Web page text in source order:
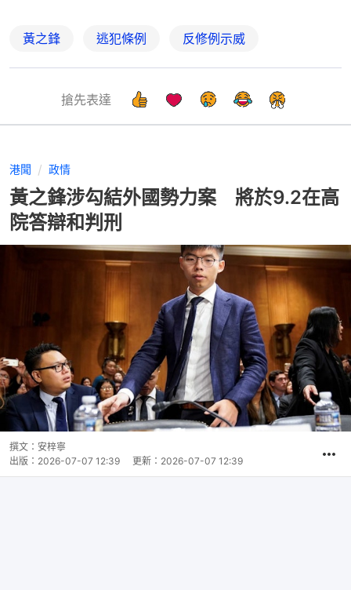
黃之鋒 逃犯條例 反修例示威
搶先表達
港聞 政情
黃之鋒涉勾結外國勢力案 將於9.2在高
院答辯和判刑
撰文： 安梓寧
出版： 2026-07-07 12:39 更新： 2026-07-07 12:39